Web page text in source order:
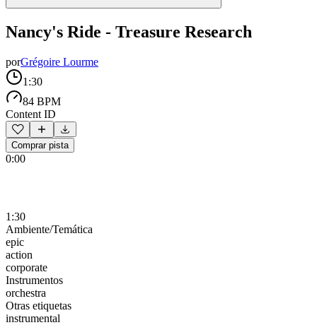
Nancy's Ride - Treasure Research
porGrégoire Lourme
1:30
84 BPM
Content ID
Comprar pista
0:00
1:30
Ambiente/Temática
epic
action
corporate
Instrumentos
orchestra
Otras etiquetas
instrumental